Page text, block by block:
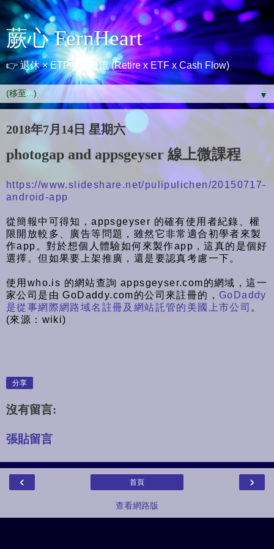
蕨心 FernHeart
👉 退休 × ETF × 現金流 (Retire x ETF x Cash Flow)
▼
2018年7月14日 星期六
photogap and appsgeyser 線上微課程
https://www.slideshare.net/pulipulichen/20150717-
android-app
從簡報中可得知，appsgeyser 的確有使用者紀錄、權
限開放較多、廣告等問題，雖然它非常適合初學者來製
作app。對於想個人體驗如何來製作app，這真的是個好
選擇。但如果要上架推廣，還是要認真考慮一下。
使用who.is 的網站查詢 appsgeyser.com的網域，這一
家公司是由 GoDaddy.com的公司來註冊的， GoDaddy
是從事網際網路域名註冊及網站託管的美國上市公司 。
(來源：wiki)
分享
沒有留言:
張貼留言
‹ ›
首頁
查看網路版